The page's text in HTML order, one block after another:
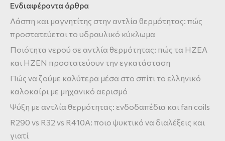
Ενδιαφέροντα άρθρα
Λάσπη και μαγνητίτης στην αντλία θερμότητας: πώς
προστατεύεται το υδραυλικό κύκλωμα
Ποιότητα νερού σε αντλία θερμότητας: πώς τα HZEA
και HZEN προστατεύουν την εγκατάσταση
Πώς να ζούμε καλύτερα μέσα στο σπίτι το ελληνικό
καλοκαίρι με μηχανικό αερισμό
Ψύξη με αντλία θερμότητας: ενδοδαπέδια και fan coils
R290 vs R32 vs R410A: ποιο ψυκτικό να διαλέξεις και
γιατί